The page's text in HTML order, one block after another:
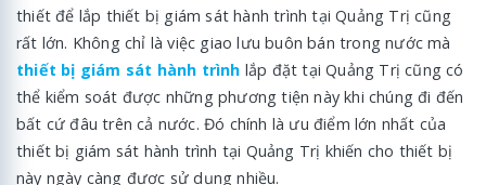
thiết để lắp thiết bị giám sát hành trình tại Quảng Trị cũng
rất lớn. Không chỉ là việc giao lưu buôn bán trong nước mà
thiết bị giám sát hành trình lắp đặt tại Quảng Trị cũng có
thể kiểm soát được những phương tiện này khi chúng đi đến
bất cứ đâu trên cả nước. Đó chính là ưu điểm lớn nhất của
thiết bị giám sát hành trình tại Quảng Trị khiến cho thiết bị
này ngày càng được sử dụng nhiều.